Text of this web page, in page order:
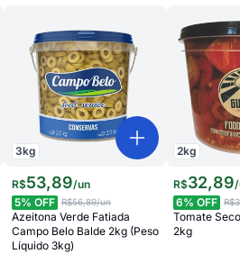
3kg
R$53,89/un
5% OFF R$56,89/un
Azeitona Verde Fatiada
Campo Belo Balde 2kg (Peso
Líquido 3kg)
2kg
R$32,89/
6% OFF
Tomate
2kg